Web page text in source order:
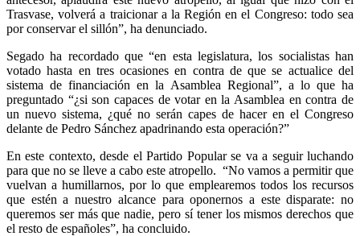
Trasvase, volverá a traicionar a la Región en el Congreso: todo sea
por conservar el sillón”, ha denunciado.
Segado ha recordado que “en esta legislatura, los socialistas han
votado hasta en tres ocasiones en contra de que se actualice del
sistema de financiación en la Asamblea Regional”, a lo que ha
preguntado “¿si son capaces de votar en la Asamblea en contra de
un nuevo sistema, ¿qué no serán capes de hacer en el Congreso
delante de Pedro Sánchez apadrinando esta operación?”
En este contexto, desde el Partido Popular se va a seguir luchando
para que no se lleve a cabo este atropello. “No vamos a permitir que
vuelvan a humillarnos, por lo que emplearemos todos los recursos
que estén a nuestro alcance para oponernos a este disparate: no
queremos ser más que nadie, pero sí tener los mismos derechos que
el resto de españoles”, ha concluido.